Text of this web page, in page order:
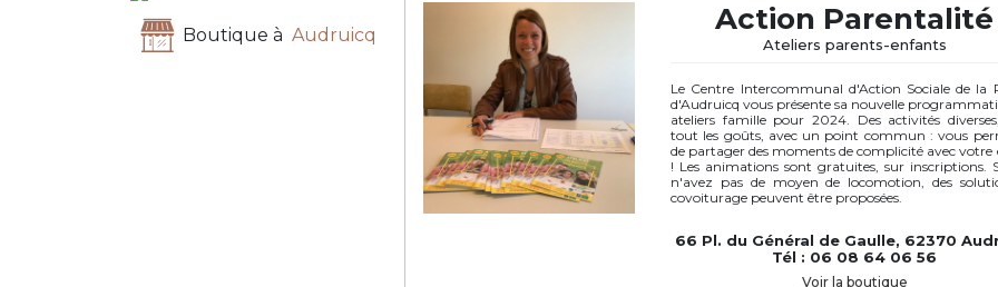
Boutique à Audruicq Action Parentalité
Ateliers parents-enfants
Le Centre Intercommunal d'Action Sociale de la
d'Audruicq vous présente sa nouvelle
ateliers famille pour 2024. Des activités
tout les goûts, avec un point commun : vous
de partager des moments de complicité avec votre
! Les animations sont gratuites, sur inscriptions.
n'avez pas de moyen de locomotion, des
covoiturage peuvent être proposées.
66 Pl. du Général de Gaulle, 62370
Tél : 06 08 64 06 56
Voir la boutique